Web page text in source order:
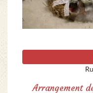
Arrangement